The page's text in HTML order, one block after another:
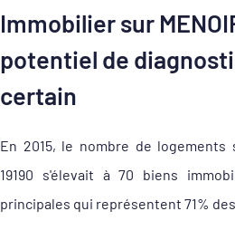
Immobilier sur
potentiel de
certain
En 2015, le nombre de logements
19190 s'élevait à 70 biens
principales qui représentent 71%